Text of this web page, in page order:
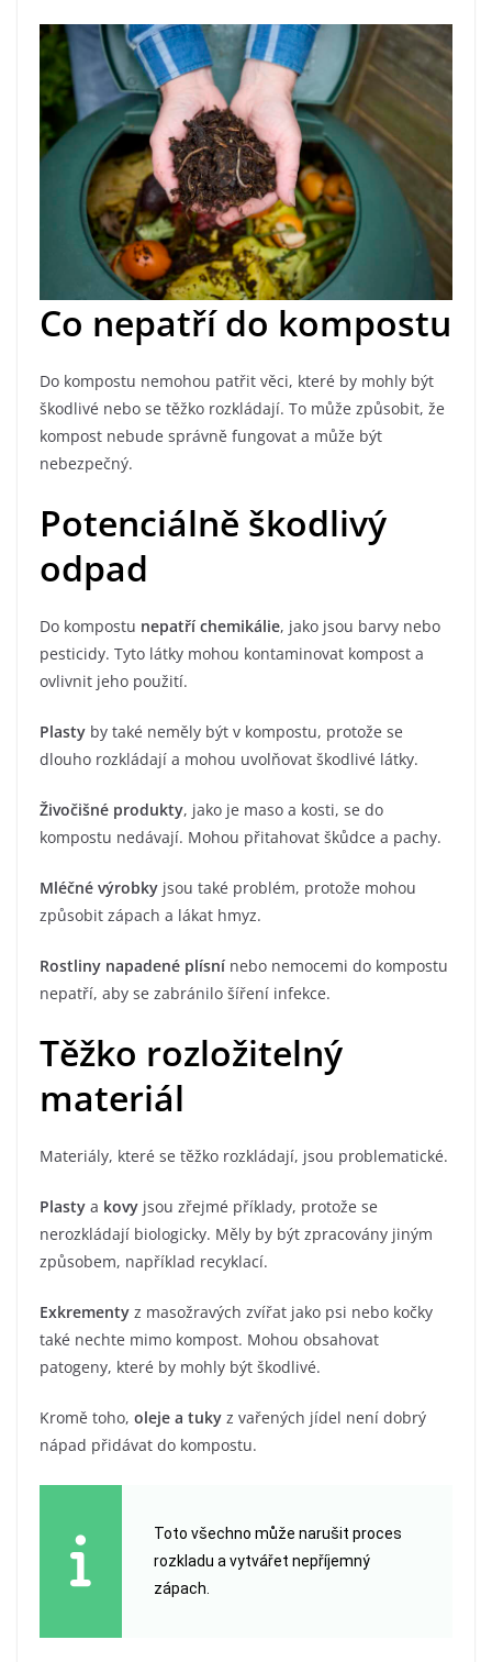
Co nepatří do kompostu
Do kompostu nemohou patřit věci, které by mohly být
škodlivé nebo se těžko rozkládají. To může způsobit, že
kompost nebude správně fungovat a může být
nebezpečný.
Potenciálně škodlivý
odpad
Do kompostu nepatří chemikálie, jako jsou barvy nebo
pesticidy. Tyto látky mohou kontaminovat kompost a
ovlivnit jeho použití.
Plasty by také neměly být v kompostu, protože se
dlouho rozkládají a mohou uvolňovat škodlivé látky.
Živočišné produkty, jako je maso a kosti, se do
kompostu nedávají. Mohou přitahovat škůdce a pachy.
Mléčné výrobky jsou také problém, protože mohou
způsobit zápach a lákat hmyz.
Rostliny napadené plísní nebo nemocemi do kompostu
nepatří, aby se zabránilo šíření infekce.
Těžko rozložitelný
materiál
Materiály, které se těžko rozkládají, jsou problematické.
Plasty a kovy jsou zřejmé příklady, protože se
nerozkládají biologicky. Měly by být zpracovány jiným
způsobem, například recyklací.
Exkrementy z masožravých zvířat jako psi nebo kočky
také nechte mimo kompost. Mohou obsahovat
patogeny, které by mohly být škodlivé.
Kromě toho, oleje a tuky z vařených jídel není dobrý
nápad přidávat do kompostu.
Toto všechno může narušit proces
rozkladu a vytvářet nepříjemný
zápach.